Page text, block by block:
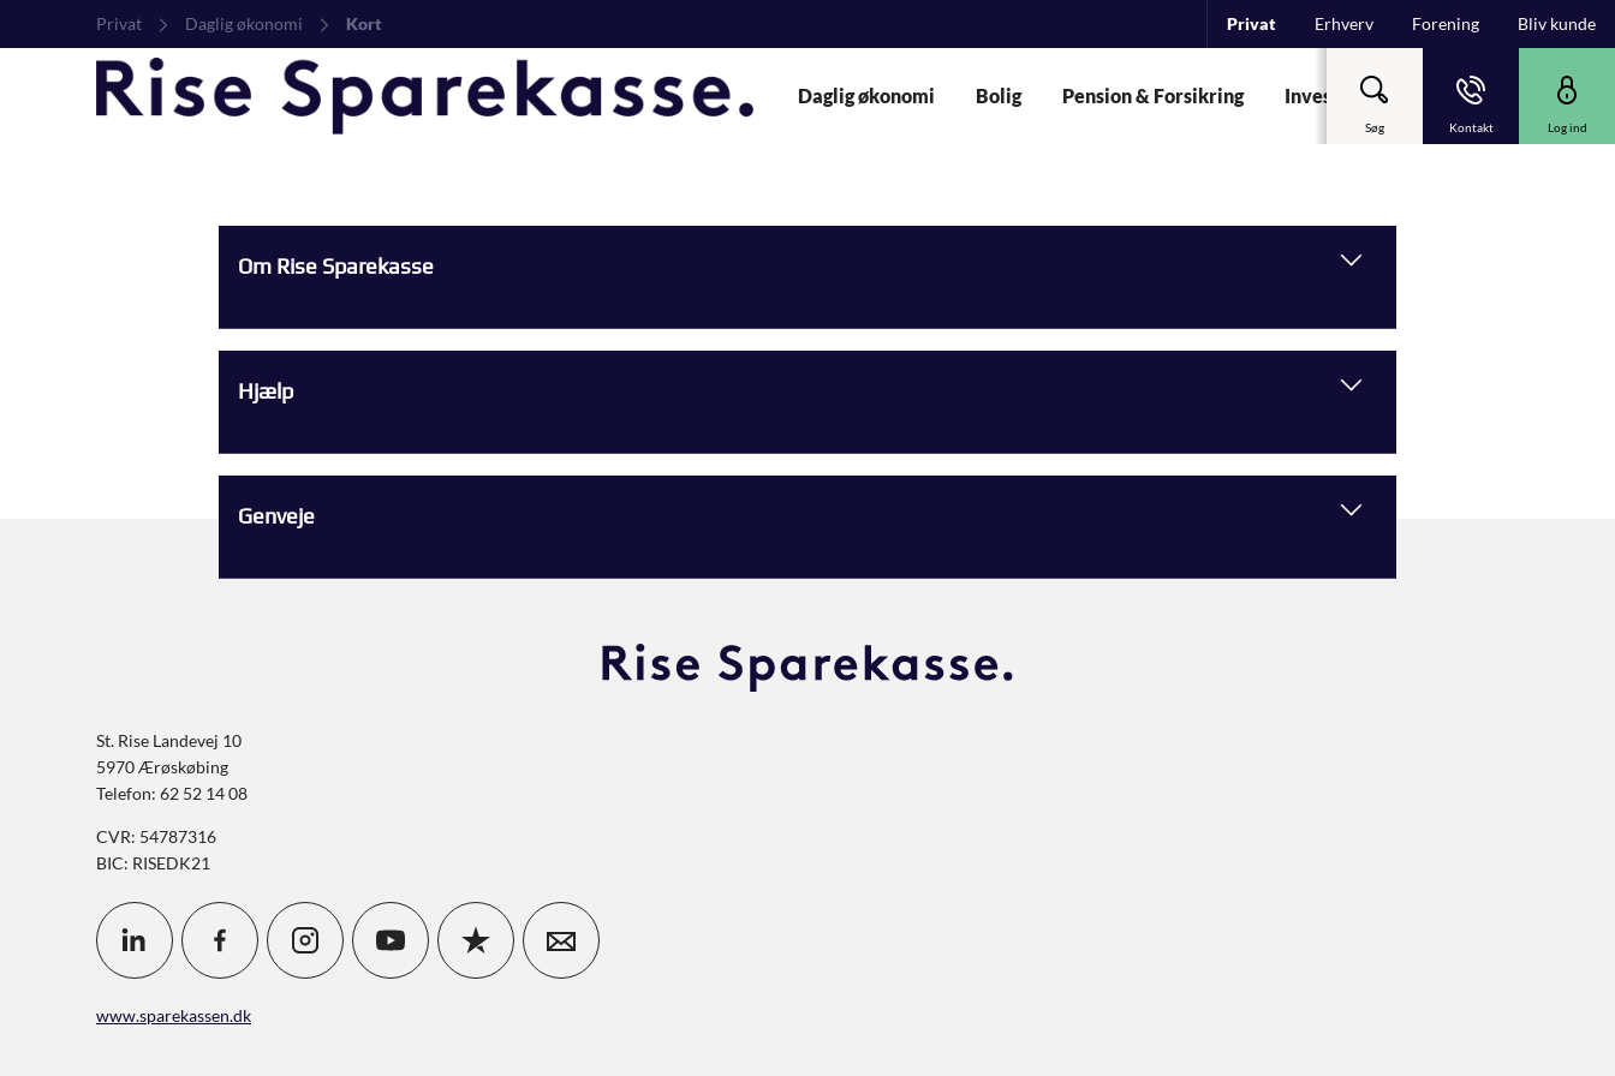
Privat Daglig økonomi Kort Privat Erhverv Forening Bliv kunde
Daglig økonomi Bolig Pension & Forsikring Investering Garant Om
Søg Kontakt Log ind
Om Rise Sparekasse
Hjælp
Genveje
St. Rise Landevej 10
5970 Ærøskøbing
Telefon: 62 52 14 08
CVR: 54787316
BIC: RISEDK21
www.sparekassen.dk